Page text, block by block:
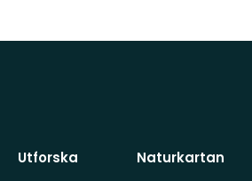
Utforska
Naturkartan